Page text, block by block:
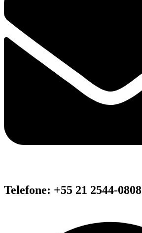
Telefone: +55 21 2544-0808